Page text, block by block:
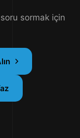
sormak için